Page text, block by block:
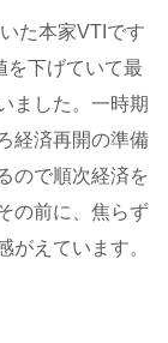
た本家VTIです
を下げていて最
ました。一時期
経済再開の準備
ので順次経済を
の前に、焦らず
がえています。